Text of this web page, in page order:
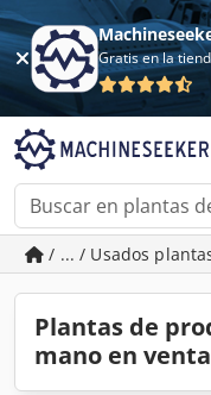
/ ... / Usados
Plantas de
mano en venta